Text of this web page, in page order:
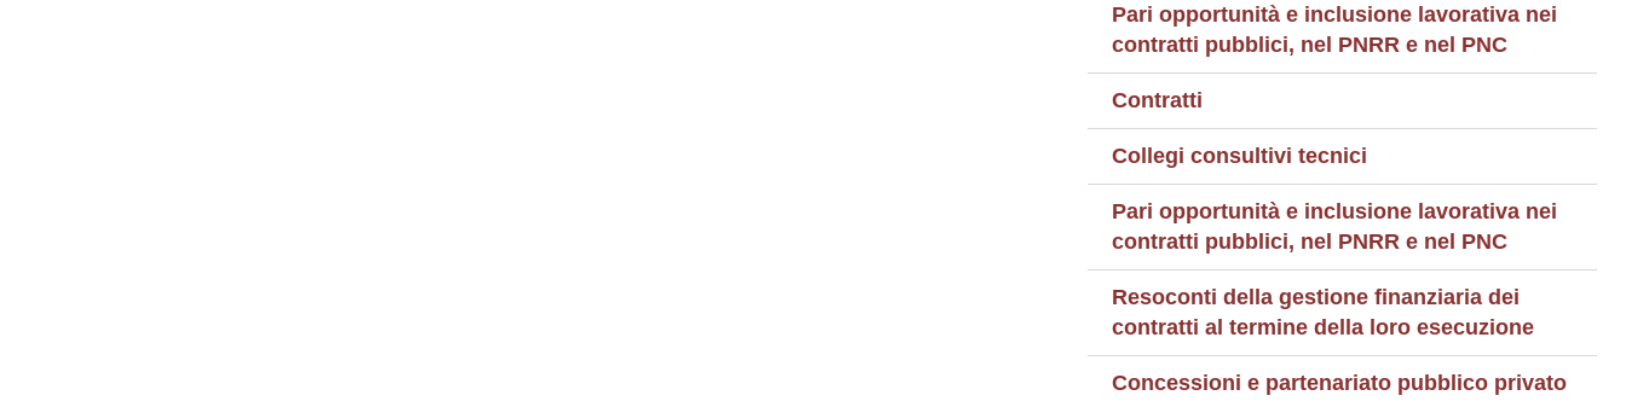
Pari opportunità e inclusione lavorativa nei
contratti pubblici, nel PNRR e nel PNC
Contratti
Collegi consultivi tecnici
Pari opportunità e inclusione lavorativa nei
contratti pubblici, nel PNRR e nel PNC
Resoconti della gestione finanziaria dei
contratti al termine della loro esecuzione
Concessioni e partenariato pubblico privato